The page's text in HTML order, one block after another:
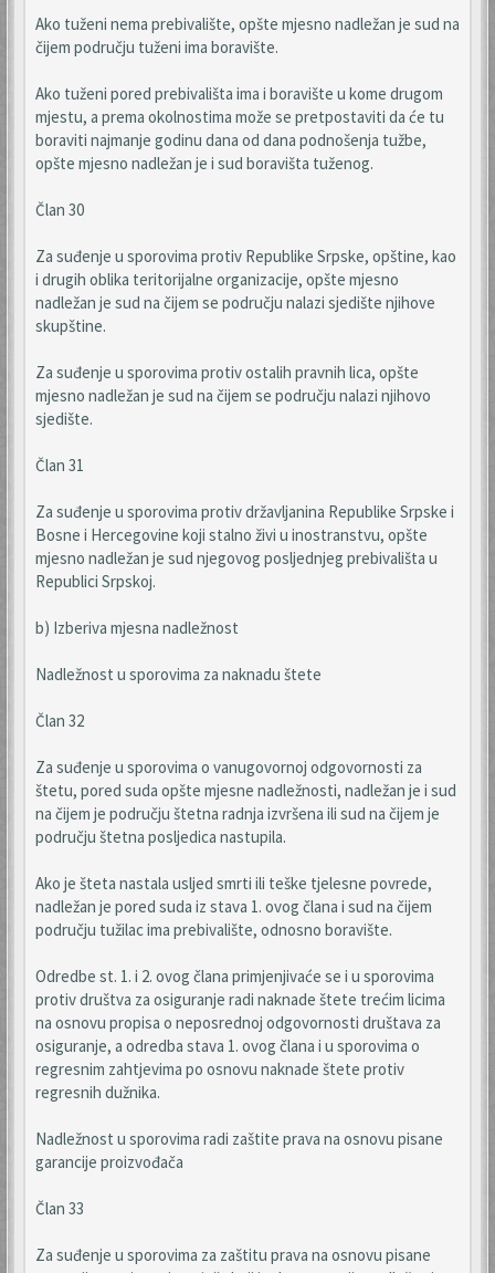
Ako tuženi nema prebivalište, opšte mjesno nadležan je sud na
čijem području tuženi ima boravište.
Ako tuženi pored prebivališta ima i boravište u kome drugom
mjestu, a prema okolnostima može se pretpostaviti da će tu
boraviti najmanje godinu dana od dana podnošenja tužbe,
opšte mjesno nadležan je i sud boravišta tuženog.
Član 30
Za suđenje u sporovima protiv Republike Srpske, opštine, kao
i drugih oblika teritorijalne organizacije, opšte mjesno
nadležan je sud na čijem se području nalazi sjedište njihove
skupštine.
Za suđenje u sporovima protiv ostalih pravnih lica, opšte
mjesno nadležan je sud na čijem se području nalazi njihovo
sjedište.
Član 31
Za suđenje u sporovima protiv državljanina Republike Srpske i
Bosne i Hercegovine koji stalno živi u inostranstvu, opšte
mjesno nadležan je sud njegovog posljednjeg prebivališta u
Republici Srpskoj.
b) Izberiva mjesna nadležnost
Nadležnost u sporovima za naknadu štete
Član 32
Za suđenje u sporovima o vanugovornoj odgovornosti za
štetu, pored suda opšte mjesne nadležnosti, nadležan je i sud
na čijem je području štetna radnja izvršena ili sud na čijem je
području štetna posljedica nastupila.
Ako je šteta nastala usljed smrti ili teške tjelesne povrede,
nadležan je pored suda iz stava 1. ovog člana i sud na čijem
području tužilac ima prebivalište, odnosno boravište.
Odredbe st. 1. i 2. ovog člana primjenjivaće se i u sporovima
protiv društva za osiguranje radi naknade štete trećim licima
na osnovu propisa o neposrednoj odgovornosti društava za
osiguranje, a odredba stava 1. ovog člana i u sporovima o
regresnim zahtjevima po osnovu naknade štete protiv
regresnih dužnika.
Nadležnost u sporovima radi zaštite prava na osnovu pisane
garancije proizvođača
Član 33
Za suđenje u sporovima za zaštitu prava na osnovu pisane